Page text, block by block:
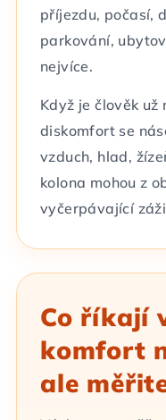
příjezdu, počasí,
parkování,
nejvíce.
Když je člověk
diskomfort se
vzduch, hlad,
kolona mohou z
vyčerpávající
Co říkají
komfort
ale